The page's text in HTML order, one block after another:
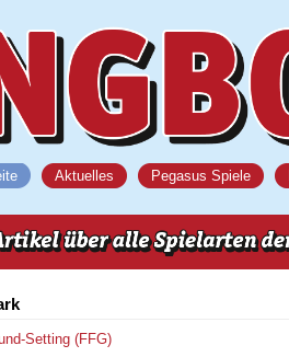
Aktuelles Pegasus Spiele
Setting (FFG)